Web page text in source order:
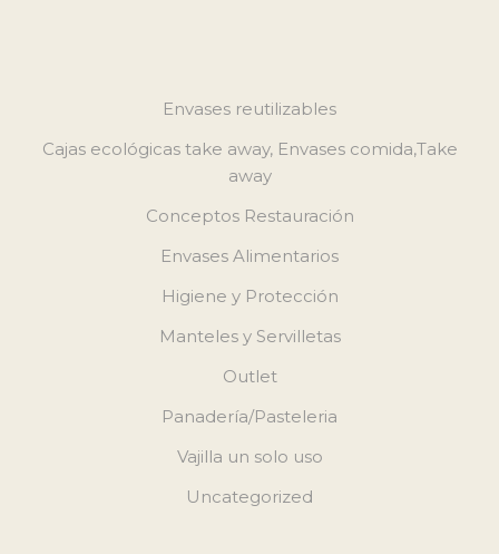
Envases reutilizables
Cajas ecológicas take away, Envases comida,Take
away
Conceptos Restauración
Envases Alimentarios
Higiene y Protección
Manteles y Servilletas
Outlet
Panadería/Pasteleria
Vajilla un solo uso
Uncategorized